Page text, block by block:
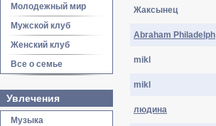
Молодежный мир
Мужской клуб
Женский клуб
Все о семье
Увлечения
Музыка
Жаксынец
Abraham Philadelph
mikl
mikl
людина